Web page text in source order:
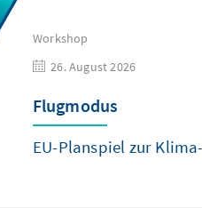
Workshop
26. August 2026
Flugmodus
EU-Planspiel zur